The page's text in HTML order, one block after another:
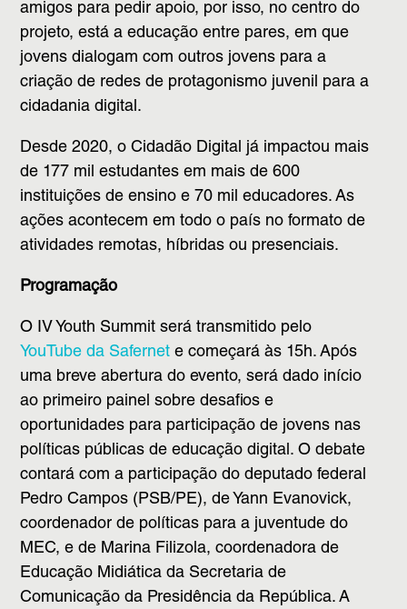
amigos para pedir apoio, por isso, no centro do
projeto, está a educação entre pares, em que
jovens dialogam com outros jovens para a
criação de redes de protagonismo juvenil para a
cidadania digital.
Desde 2020, o Cidadão Digital já impactou mais
de 177 mil estudantes em mais de 600
instituições de ensino e 70 mil educadores. As
ações acontecem em todo o país no formato de
atividades remotas, híbridas ou presenciais.
Programação
O IV Youth Summit será transmitido pelo
YouTube da Safernete começará às 15h. Após
uma breve abertura do evento, será dado início
ao primeiro painel sobre desafios e
oportunidades para participação de jovens nas
políticas públicas de educação digital. O debate
contará com a participação do deputado federal
Pedro Campos (PSB/PE), de Yann Evanovick,
coordenador de políticas para a juventude do
MEC, e de Marina Filizola, coordenadora de
Educação Midiática da Secretaria de
Comunicação da Presidência da República. A